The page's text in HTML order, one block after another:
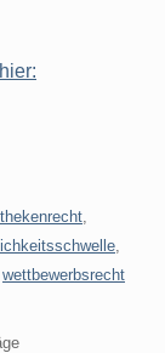
hier:
wettbewerbsrecht